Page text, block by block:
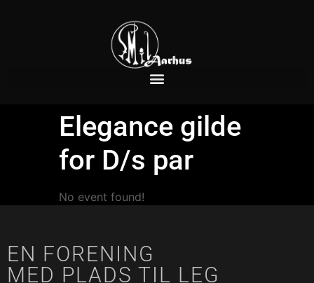
Elegance gilde
for D/s par
No event found!
EN FORENING
MED PLADS TIL LEG